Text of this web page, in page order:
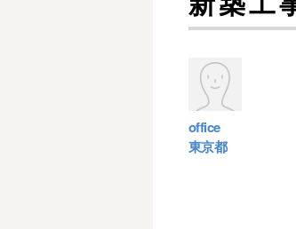
office
東京都